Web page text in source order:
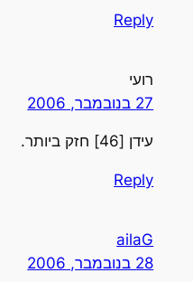
Reply
רועי
27 בנובמבר, 2006
עידן [46] חזק ביותר.
Reply
ailaG
28 בנובמבר, 2006